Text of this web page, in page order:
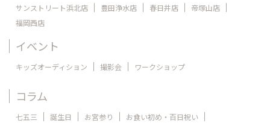
サンストリート浜北店
豊田浄水店 春日井店
帝塚山店
福岡西店
イベント
キッズオーディション 撮影会 ワークショップ
コラム
七五三 誕生日 お宮参り
お食い初め・百日祝い